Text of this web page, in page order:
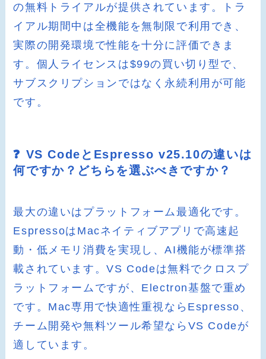
の無料トライアルが提供されています。トラ
イアル期間中は全機能を無制限で利用でき、
実際の開発環境で性能を十分に評価できま
す。個人ライセンスは$99の買い切り型で、
サブスクリプションではなく永続利用が可能
です。
❓ VS CodeとEspresso v25.10の違いは
何ですか？どちらを選ぶべきですか？
最大の違いはプラットフォーム最適化です。
EspressoはMacネイティブアプリで高速起
動・低メモリ消費を実現し、AI機能が標準搭
載されています。VS Codeは無料でクロスプ
ラットフォームですが、Electron基盤で重め
です。Mac専用で快適性重視ならEspresso、
チーム開発や無料ツール希望ならVS Codeが
適しています。